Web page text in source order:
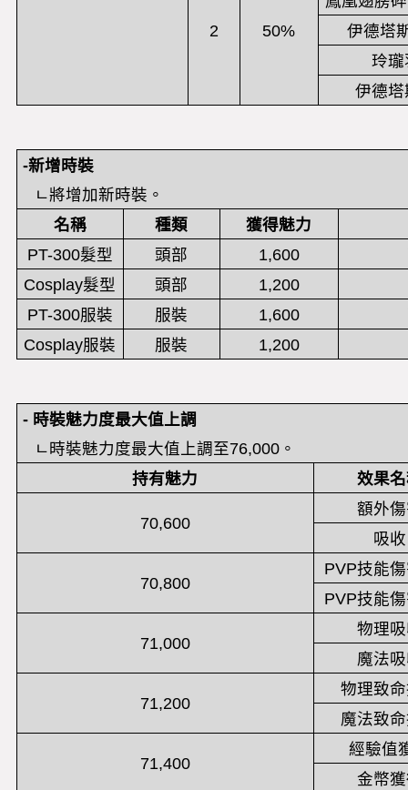
2 50%
伊德塔
玲
伊德
-新增時裝
ㄴ將增加新時裝。
名稱
種類
獲得魅力
PT-300髮型
頭部 1,600
Cosplay髮型
頭部
1,200
PT-300服裝
服裝 1,600
Cosplay服裝
服裝 1,200
- 時裝魅力度最大值上調
ㄴ 時裝魅力度最大值上調至76,000。
持有魅力
效果
70,600
額外
吸收
70,800
PVP技能
PVP技能
71,000
物理
魔法
71,200
物理致
魔法致
71,400
經驗值
金幣